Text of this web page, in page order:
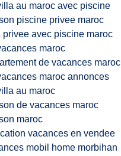
au maroc avec piscine
piscine privee maroc
privee avec piscine maroc
maroc
de vacances maroc
maroc annonces
au maroc
de vacances maroc
maroc
vacances en vendee
mobil home morbihan